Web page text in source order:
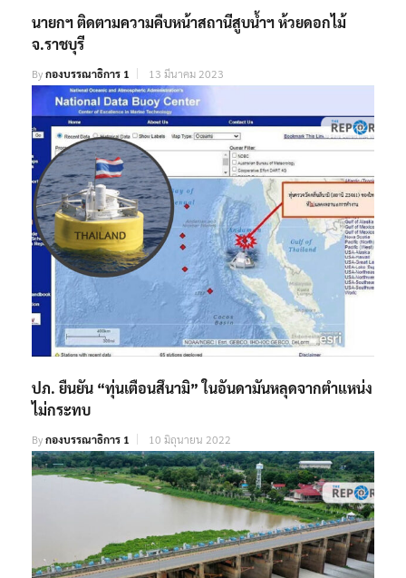
นายกฯ ติดตามความคืบหน้าสถานีสูบน้ำฯ ห้วยดอกไม้
จ.ราชบุรี
Byกองบรรณาธิการ 1 13 มีนาคม 2023
ปภ. ยืนยัน “ทุ่นเตือนสึนามิ” ในอันดามันหลุดจากตำแหน่ง
ไม่กระทบ
Byกองบรรณาธิการ 1 10 มิถุนายน 2022